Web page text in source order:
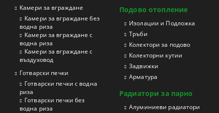
Камери за вграждане
Камери за вграждане без
водна риза
Камери за вграждане с
водна риза
Камери за вграждане с
въздуховод
Готварски печки
Готварски печки с водна
риза
Готварски печки без
водна риза
Подово отопление
Изолации и Подложка
Тръби
Колектори за подово
Колекторни кутии
Задвижки
Арматура
Радиатори за парно
Aлуминиеви радиатори